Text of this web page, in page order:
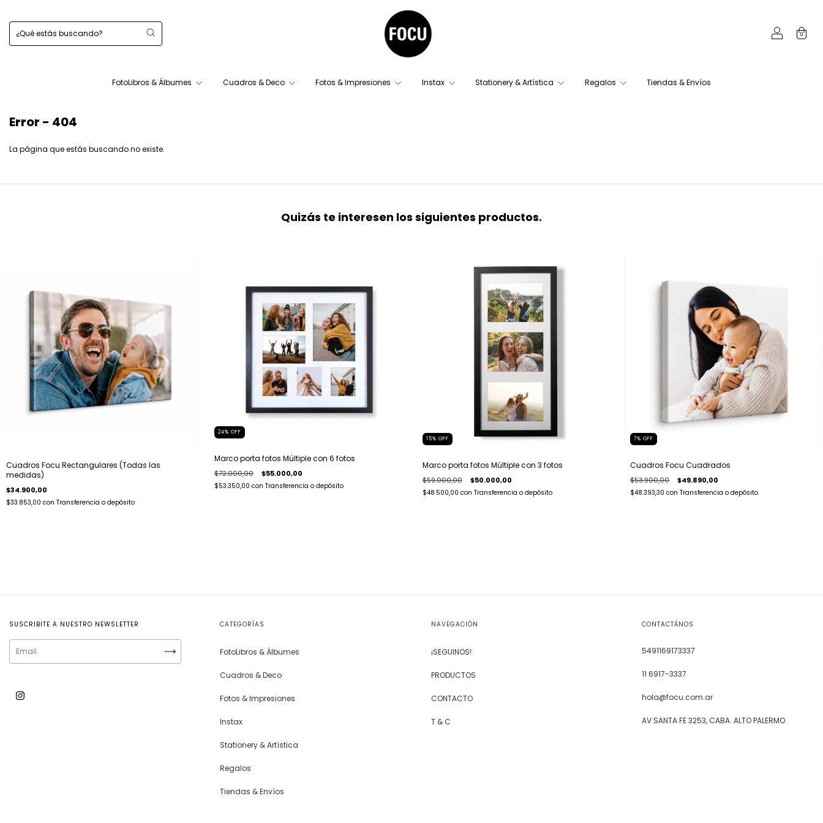
0
FotoLibros & Álbumes Cuadros & Deco Fotos & Impresiones Instax Stationery & Artística Regalos Tiendas & Envíos
Error - 404
La página que estás buscando no existe.
Quizás te interesen los siguientes productos.
Cuadros Focu Rectangulares (Todas las
medidas)
$34.900,00
$33.853,00 con Transferencia o depósito
24% OFF
Marco porta fotos Múltiple con 6 fotos
$72.000,00 $55.000,00
$53.350,00 con Transferencia o depósito
15% OFF
Marco porta fotos Múltiple con 3 fotos
$59.000,00 $50.000,00
$48.500,00 con Transferencia o depósito
7%OFF
Cuadros Focu Cuadrados
$53.900,00 $49.890,00
$48.393,30con Transferencia o depósito
SUSCRIBITE A NUESTRO NEWSLETTER CATEGORÍAS
FotoLibros & Álbumes
Cuadros & Deco
Fotos & Impresiones
Instax
Stationery & Artística
Regalos
Tiendas & Envíos
NAVEGACIÓN
¡SEGUINOS!
PRODUCTOS
CONTACTO
T & C
CONTACTÁNOS
5491169173337
11 6917-3337
hola@focu.com.ar
AV SANTA FE 3253, CABA. ALTO PALERMO